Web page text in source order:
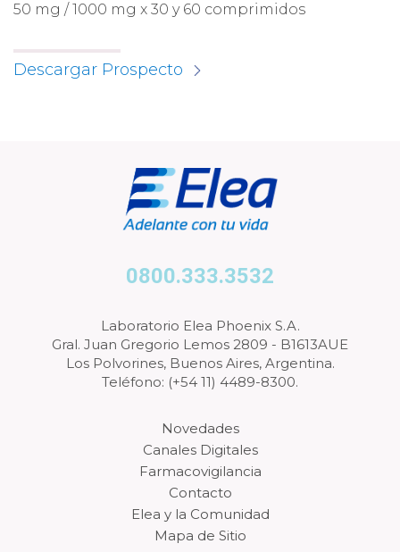
50 mg / 1000 mg x 30 y 60 comprimidos
Descargar Prospecto
0800.333.3532
Laboratorio Elea Phoenix S.A.
Gral. Juan Gregorio Lemos 2809 - B1613AUE
Los Polvorines, Buenos Aires, Argentina.
Teléfono: (+54 11) 4489-8300.
Novedades
Canales Digitales
Farmacovigilancia
Contacto
Elea y la Comunidad
Mapa de Sitio